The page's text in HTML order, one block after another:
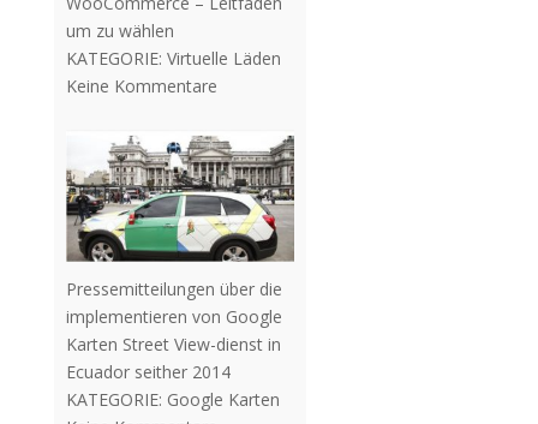
um zu wählen
KATEGORIE: Virtuelle Läden
Keine Kommentare
Pressemitteilungen über die
implementieren von Google
Karten Street View-dienst in
Ecuador seither 2014
KATEGORIE: Google Karten